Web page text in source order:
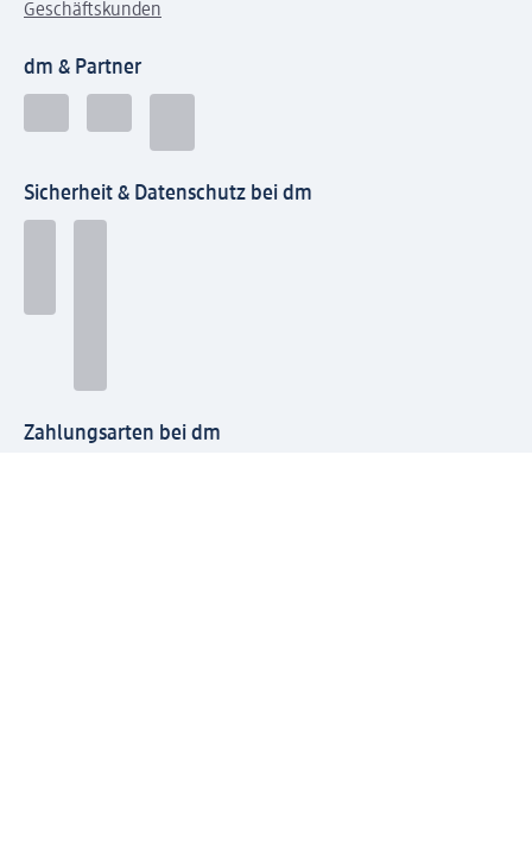
Geschäftskunden
dm & Partner
Sicherheit & Datenschutz bei dm
Zahlungsarten bei dm